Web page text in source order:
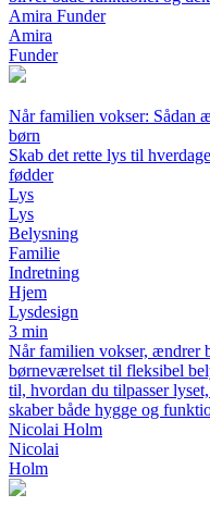
Amira Funder
Amira
Funder
Når familien vokser: Sådan
børn
Skab det rette lys til
fødder
Lys
Lys
Belysning
Familie
Indretning
Hjem
Lysdesign
3 min
Når familien vokser, ændrer
børneværelset til fleksibel
til, hvordan du tilpasser
skaber både hygge og
Nicolai Holm
Nicolai
Holm